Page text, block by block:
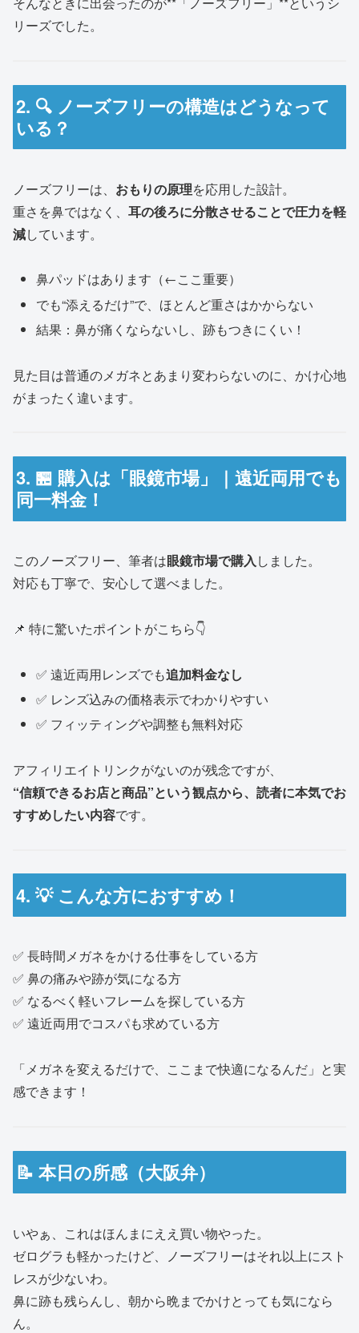
リーズでした。
2. 🔍 ノーズフリーの構造はどうなって
いる？
ノーズフリーは、 おもりの原理を応用した設計。
重さを鼻ではなく、 耳の後ろに分散させることで圧力を軽
減しています。
鼻パッドはあります（←ここ重要）
でも“添えるだけ”で、ほとんど重さはかからない
結果：鼻が痛くならないし、跡もつきにくい！
見た目は普通のメガネとあまり変わらないのに、かけ心地
がまったく違います。
3. 🏪 購入は「眼鏡市場」｜遠近両用でも
同一料金！
このノーズフリー、筆者は眼鏡市場で購入しました。
対応も丁寧で、安心して選べました。
📌 特に驚いたポイントがこちら👇
✅ 遠近両用レンズでも追加料金なし
✅ レンズ込みの価格表示でわかりやすい
✅ フィッティングや調整も無料対応
アフィリエイトリンクがないのが残念ですが、
“信頼できるお店と商品”という観点から、読者に本気でお
すすめしたい内容です。
4. 💡 こんな方におすすめ！
✅ 長時間メガネをかける仕事をしている方
✅ 鼻の痛みや跡が気になる方
✅ なるべく軽いフレームを探している方
✅ 遠近両用でコスパも求めている方
「メガネを変えるだけで、ここまで快適になるんだ」と実
感できます！
📝 本日の所感（大阪弁）
いやぁ、これはほんまにええ買い物やった。
ゼログラも軽かったけど、ノーズフリーはそれ以上にスト
レスが少ないわ。
鼻に跡も残らんし、朝から晩までかけとっても気になら
ん。